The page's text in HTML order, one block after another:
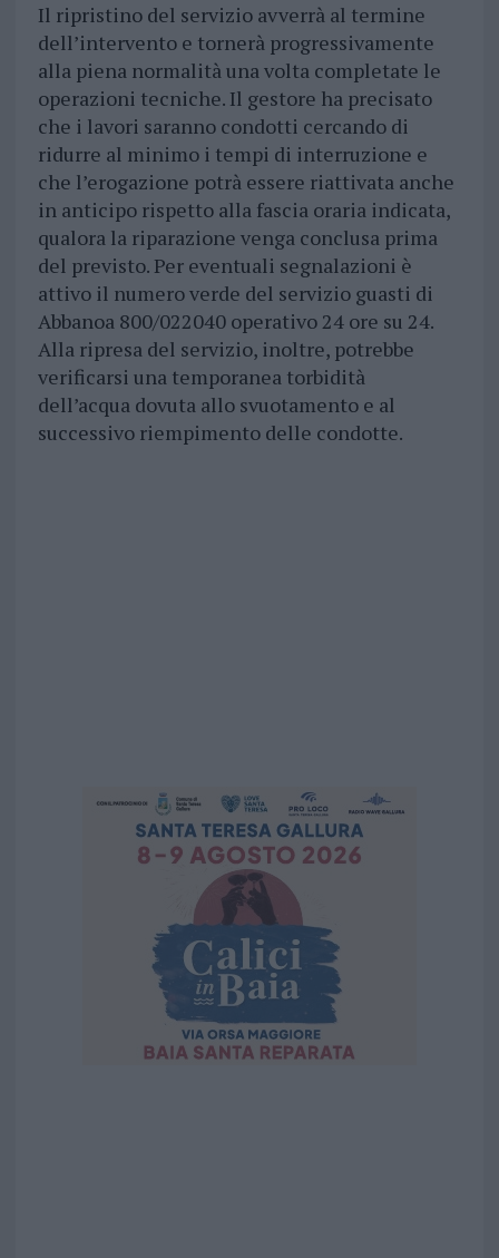
Il ripristino del servizio avverrà al termine
dell’intervento e tornerà progressivamente
alla piena normalità una volta completate le
operazioni tecniche. Il gestore ha precisato
che i lavori saranno condotti cercando di
ridurre al minimo i tempi di interruzione e
che l’erogazione potrà essere riattivata anche
in anticipo rispetto alla fascia oraria indicata,
qualora la riparazione venga conclusa prima
del previsto. Per eventuali segnalazioni è
attivo il numero verde del servizio guasti di
Abbanoa 800/022040 operativo 24 ore su 24.
Alla ripresa del servizio, inoltre, potrebbe
verificarsi una temporanea torbidità
dell’acqua dovuta allo svuotamento e al
successivo riempimento delle condotte.